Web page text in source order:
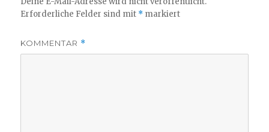
Erforderliche Felder sind mit * markiert
KOMMENTAR *